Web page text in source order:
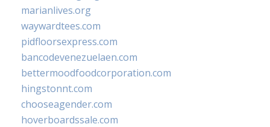
marianlives.org
waywardtees.com
pidfloorsexpress.com
bancodevenezuelaen.com
bettermoodfoodcorporation.com
hingstonnt.com
chooseagender.com
hoverboardssale.com